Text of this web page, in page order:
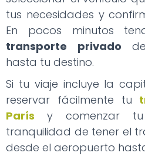
tus necesidades y
En pocos minutos
transporte privado
hasta tu destino.
Si tu viaje incluye la
reservar fácilmente tu
París y comenzar
tranquilidad de tener el
desde el aeropuerto